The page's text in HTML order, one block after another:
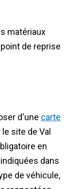
matériaux
de reprise
d'une carte
le site de Val
en
dans
de véhicule,